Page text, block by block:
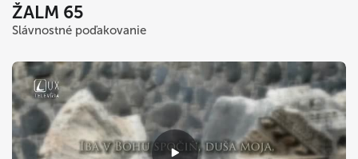
ŽALM 65
Slávnostné poďakovanie